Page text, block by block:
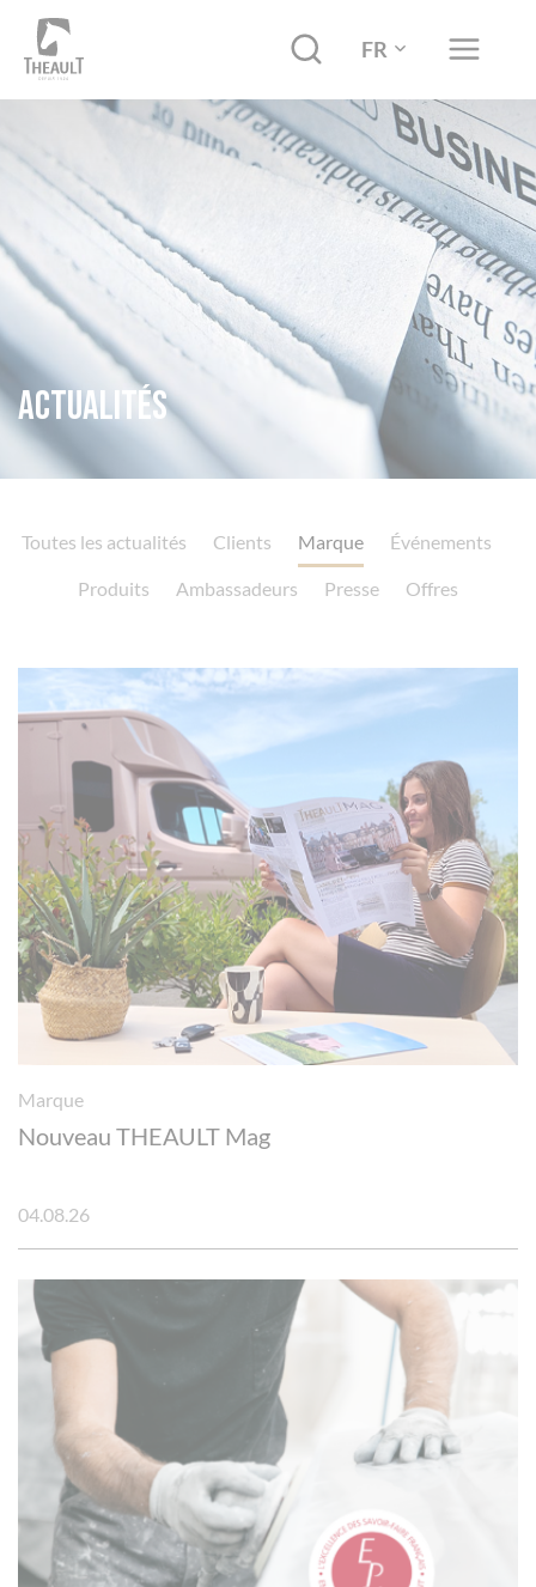
FR
Actualités
Toutes les actualités Clients Marque Événements
Produits Ambassadeurs Presse Offres
Marque
Nouveau THEAULT Mag
04.08.26